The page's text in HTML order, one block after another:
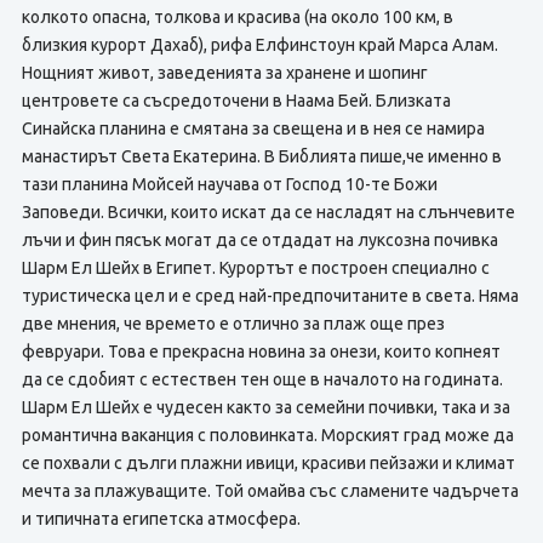
колкото опасна, толкова и красива (на около 100 км, в
близкия курорт Дахаб), рифа Елфинстоун край Марса Алам.
Нощният живот, заведенията за хранене и шопинг
центровете са съсредоточени в Наама Бей. Близката
Синайска планина е смятана за свещена и в нея се намира
манастирът Света Екатерина. В Библията пише,че именно в
тази планина Мойсей научава от Господ 10-те Божи
Заповеди. Всички, които искат да се насладят на слънчевите
лъчи и фин пясък могат да се отдадат на луксозна почивка
Шарм Ел Шейх в Египет. Курортът е построен специално с
туристическа цел и е сред най-предпочитаните в света. Няма
две мнения, че времето е отлично за плаж още през
февруари. Това е прекрасна новина за онези, които копнеят
да се сдобият с естествен тен още в началото на годината.
Шарм Ел Шейх е чудесен както за семейни почивки, така и за
романтична ваканция с половинката. Морският град може да
се похвали с дълги плажни ивици, красиви пейзажи и климат
мечта за плажуващите. Той омайва със сламените чадърчета
и типичната египетска атмосфера.